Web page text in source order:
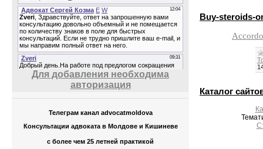
Для добавления необходима
авторизация
Телеграм канал advocatmoldova
Консультации адвоката в Молдове и Кишиневе
с более чем 25 летней практикой
Buy-steroids-
Каталог